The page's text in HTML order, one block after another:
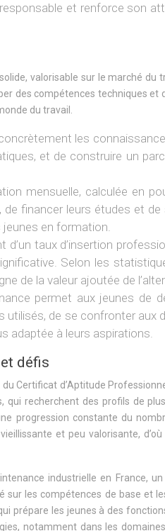
et renforce son
valorisable sur le marché
des compétences techniques et
du travail.
concrètement les
et de construire un
mensuelle, calculée en
financer leurs études et
jeunes en formation.
d’un taux d’insertion
Selon les
de la valeur ajoutée de
permet aux jeunes de
de se confronter
adaptée à leurs aspirations.
défis
Certificat d’Aptitude
recherchent des profils de
progression constante du
et peu valorisante,
industrielle en France,
les compétences de base
prépare les jeunes à des
notamment dans les